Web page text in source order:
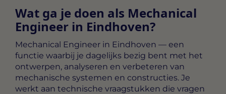
Wat ga je doen als Mechanical
Engineer in Eindhoven?
Mechanical Engineer in Eindhoven — een
functie waarbij je dagelijks bezig bent met het
ontwerpen, analyseren en verbeteren van
mechanische systemen en constructies. Je
werkt aan technische vraagstukken die vragen